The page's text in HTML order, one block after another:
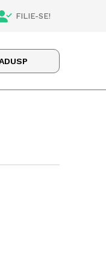
FILIE-SE!